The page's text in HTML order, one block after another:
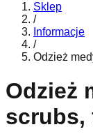
Sklep
/
Informacje
/
Odzież
Odzież
scrubs,